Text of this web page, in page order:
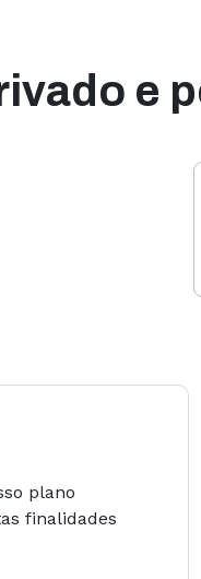
e
plano
finalidades